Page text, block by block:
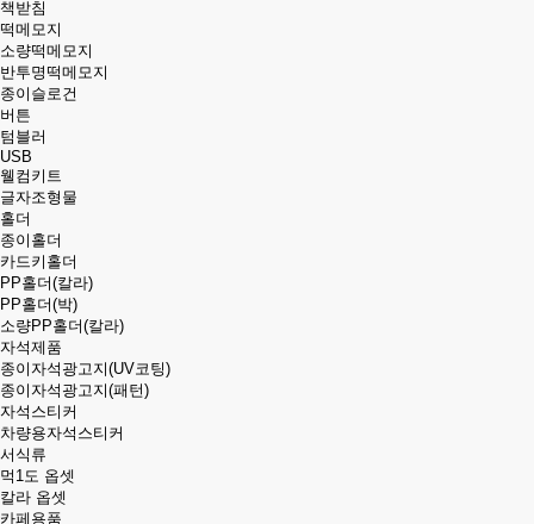
책받침
떡메모지
소량떡메모지
반투명떡메모지
종이슬로건
버튼
텀블러
USB
웰컴키트
글자조형물
홀더
종이홀더
카드키홀더
PP홀더(칼라)
PP홀더(박)
소량PP홀더(칼라)
자석제품
종이자석광고지(UV코팅)
종이자석광고지(패턴)
자석스티커
차량용자석스티커
서식류
먹1도 옵셋
칼라 옵셋
카페용품